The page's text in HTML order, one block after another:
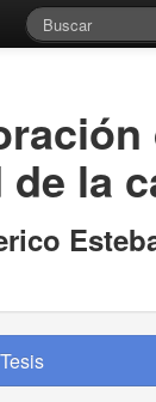
de la